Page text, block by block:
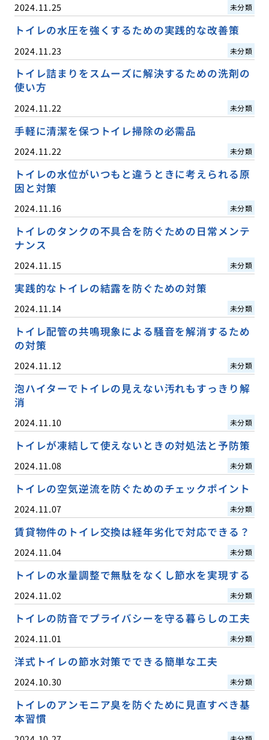
2024.11.25 未分類
トイレの水圧を強くするための実践的な改善策
2024.11.23 未分類
トイレ詰まりをスムーズに解決するための洗剤の
使い方
2024.11.22 未分類
手軽に清潔を保つトイレ掃除の必需品
2024.11.22 未分類
トイレの水位がいつもと違うときに考えられる原
因と対策
2024.11.16 未分類
トイレのタンクの不具合を防ぐための日常メンテ
ナンス
2024.11.15 未分類
実践的なトイレの結露を防ぐための対策
2024.11.14 未分類
トイレ配管の共鳴現象による騒音を解消するため
の対策
2024.11.12 未分類
泡ハイターでトイレの見えない汚れもすっきり解
消
2024.11.10 未分類
トイレが凍結して使えないときの対処法と予防策
2024.11.08 未分類
トイレの空気逆流を防ぐためのチェックポイント
2024.11.07 未分類
賃貸物件のトイレ交換は経年劣化で対応できる？
2024.11.04 未分類
トイレの水量調整で無駄をなくし節水を実現する
2024.11.02 未分類
トイレの防音でプライバシーを守る暮らしの工夫
2024.11.01 未分類
洋式トイレの節水対策でできる簡単な工夫
2024.10.30 未分類
トイレのアンモニア臭を防ぐために見直すべき基
本習慣